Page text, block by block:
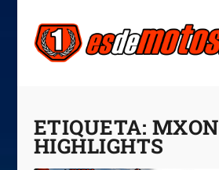
ETIQUETA: MXON
HIGHLIGHTS